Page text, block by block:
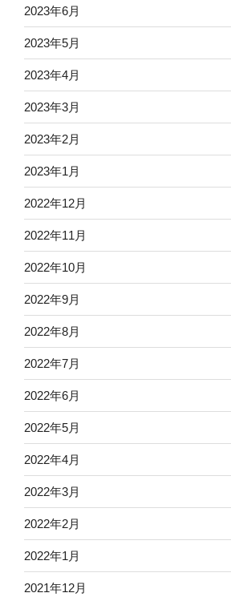
2023年6月
2023年5月
2023年4月
2023年3月
2023年2月
2023年1月
2022年12月
2022年11月
2022年10月
2022年9月
2022年8月
2022年7月
2022年6月
2022年5月
2022年4月
2022年3月
2022年2月
2022年1月
2021年12月